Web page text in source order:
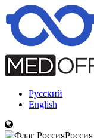
Русский
English
Россия